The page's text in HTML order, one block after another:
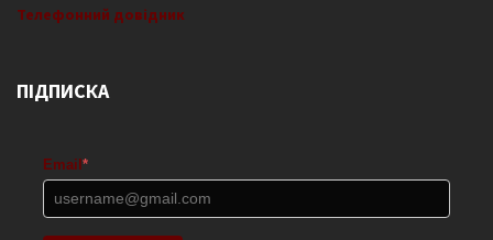
Телефонний довідник
ПІДПИСКА
Email *